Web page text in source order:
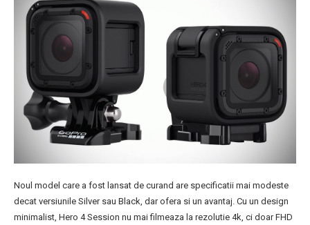
Noul model care a fost lansat de curand are specificatii mai modeste
decat versiunile Silver sau Black, dar ofera si un avantaj. Cu un design
minimalist, Hero 4 Session nu mai filmeaza la rezolutie 4k, ci doar FHD